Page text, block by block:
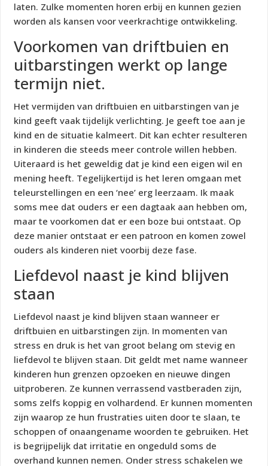
laten. Zulke momenten horen erbij en kunnen gezien
worden als kansen voor veerkrachtige ontwikkeling.
Voorkomen van driftbuien en
uitbarstingen werkt op lange
termijn niet.
Het vermijden van driftbuien en uitbarstingen van je
kind geeft vaak tijdelijk verlichting. Je geeft toe aan je
kind en de situatie kalmeert. Dit kan echter resulteren
in kinderen die steeds meer controle willen hebben.
Uiteraard is het geweldig dat je kind een eigen wil en
mening heeft. Tegelijkertijd is het leren omgaan met
teleurstellingen en een ‘nee’ erg leerzaam. Ik maak
soms mee dat ouders er een dagtaak aan hebben om,
maar te voorkomen dat er een boze bui ontstaat. Op
deze manier ontstaat er een patroon en komen zowel
ouders als kinderen niet voorbij deze fase.
Liefdevol naast je kind blijven
staan
Liefdevol naast je kind blijven staan wanneer er
driftbuien en uitbarstingen zijn. In momenten van
stress en druk is het van groot belang om stevig en
liefdevol te blijven staan. Dit geldt met name wanneer
kinderen hun grenzen opzoeken en nieuwe dingen
uitproberen. Ze kunnen verrassend vastberaden zijn,
soms zelfs koppig en volhardend. Er kunnen momenten
zijn waarop ze hun frustraties uiten door te slaan, te
schoppen of onaangename woorden te gebruiken. Het
is begrijpelijk dat irritatie en ongeduld soms de
overhand kunnen nemen. Onder stress schakelen we